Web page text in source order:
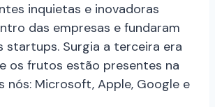
inquietas e inovadoras
das empresas e fundaram
startups. Surgia a terceira era
os frutos estão presentes na
nós: Microsoft, Apple, Google e